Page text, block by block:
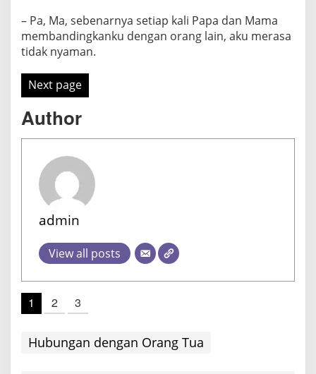
– Pa, Ma, sebenarnya setiap kali Papa dan Mama
membandingkanku dengan orang lain, aku merasa
tidak nyaman.
Next page
Author
admin
View all posts
1 2 3
Hubungan dengan Orang Tua